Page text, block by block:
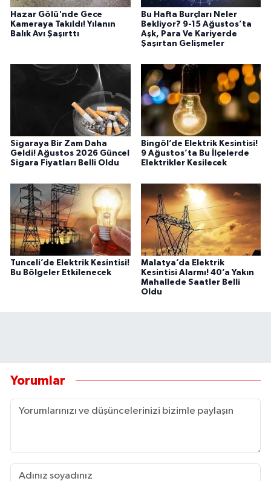
Hazar Gölü'nde Gece
Kameraya Takıldı! Yılanın
Balık Avı Şaşırttı
Bu Hafta Burçları Neler
Bekliyor? 9-15 Ağustos’ta
Aşk, Para Ve Kariyerde
Şaşırtan Gelişmeler
Sigaraya Bir Zam Daha
Geldi! Ağustos 2026 Güncel
Sigara Fiyatları Belli Oldu
Bingöl’de Elektrik Kesintisi!
9 Ağustos’ta Bu İlçelerde
Elektrikler Kesilecek
Tunceli’de Elektrik Kesintisi!
Bu Bölgeler Etkilenecek
Malatya’da Elektrik
Kesintisi Alarmı! 40’a Yakın
Mahallede Saatler Belli
Oldu
Yorumlar